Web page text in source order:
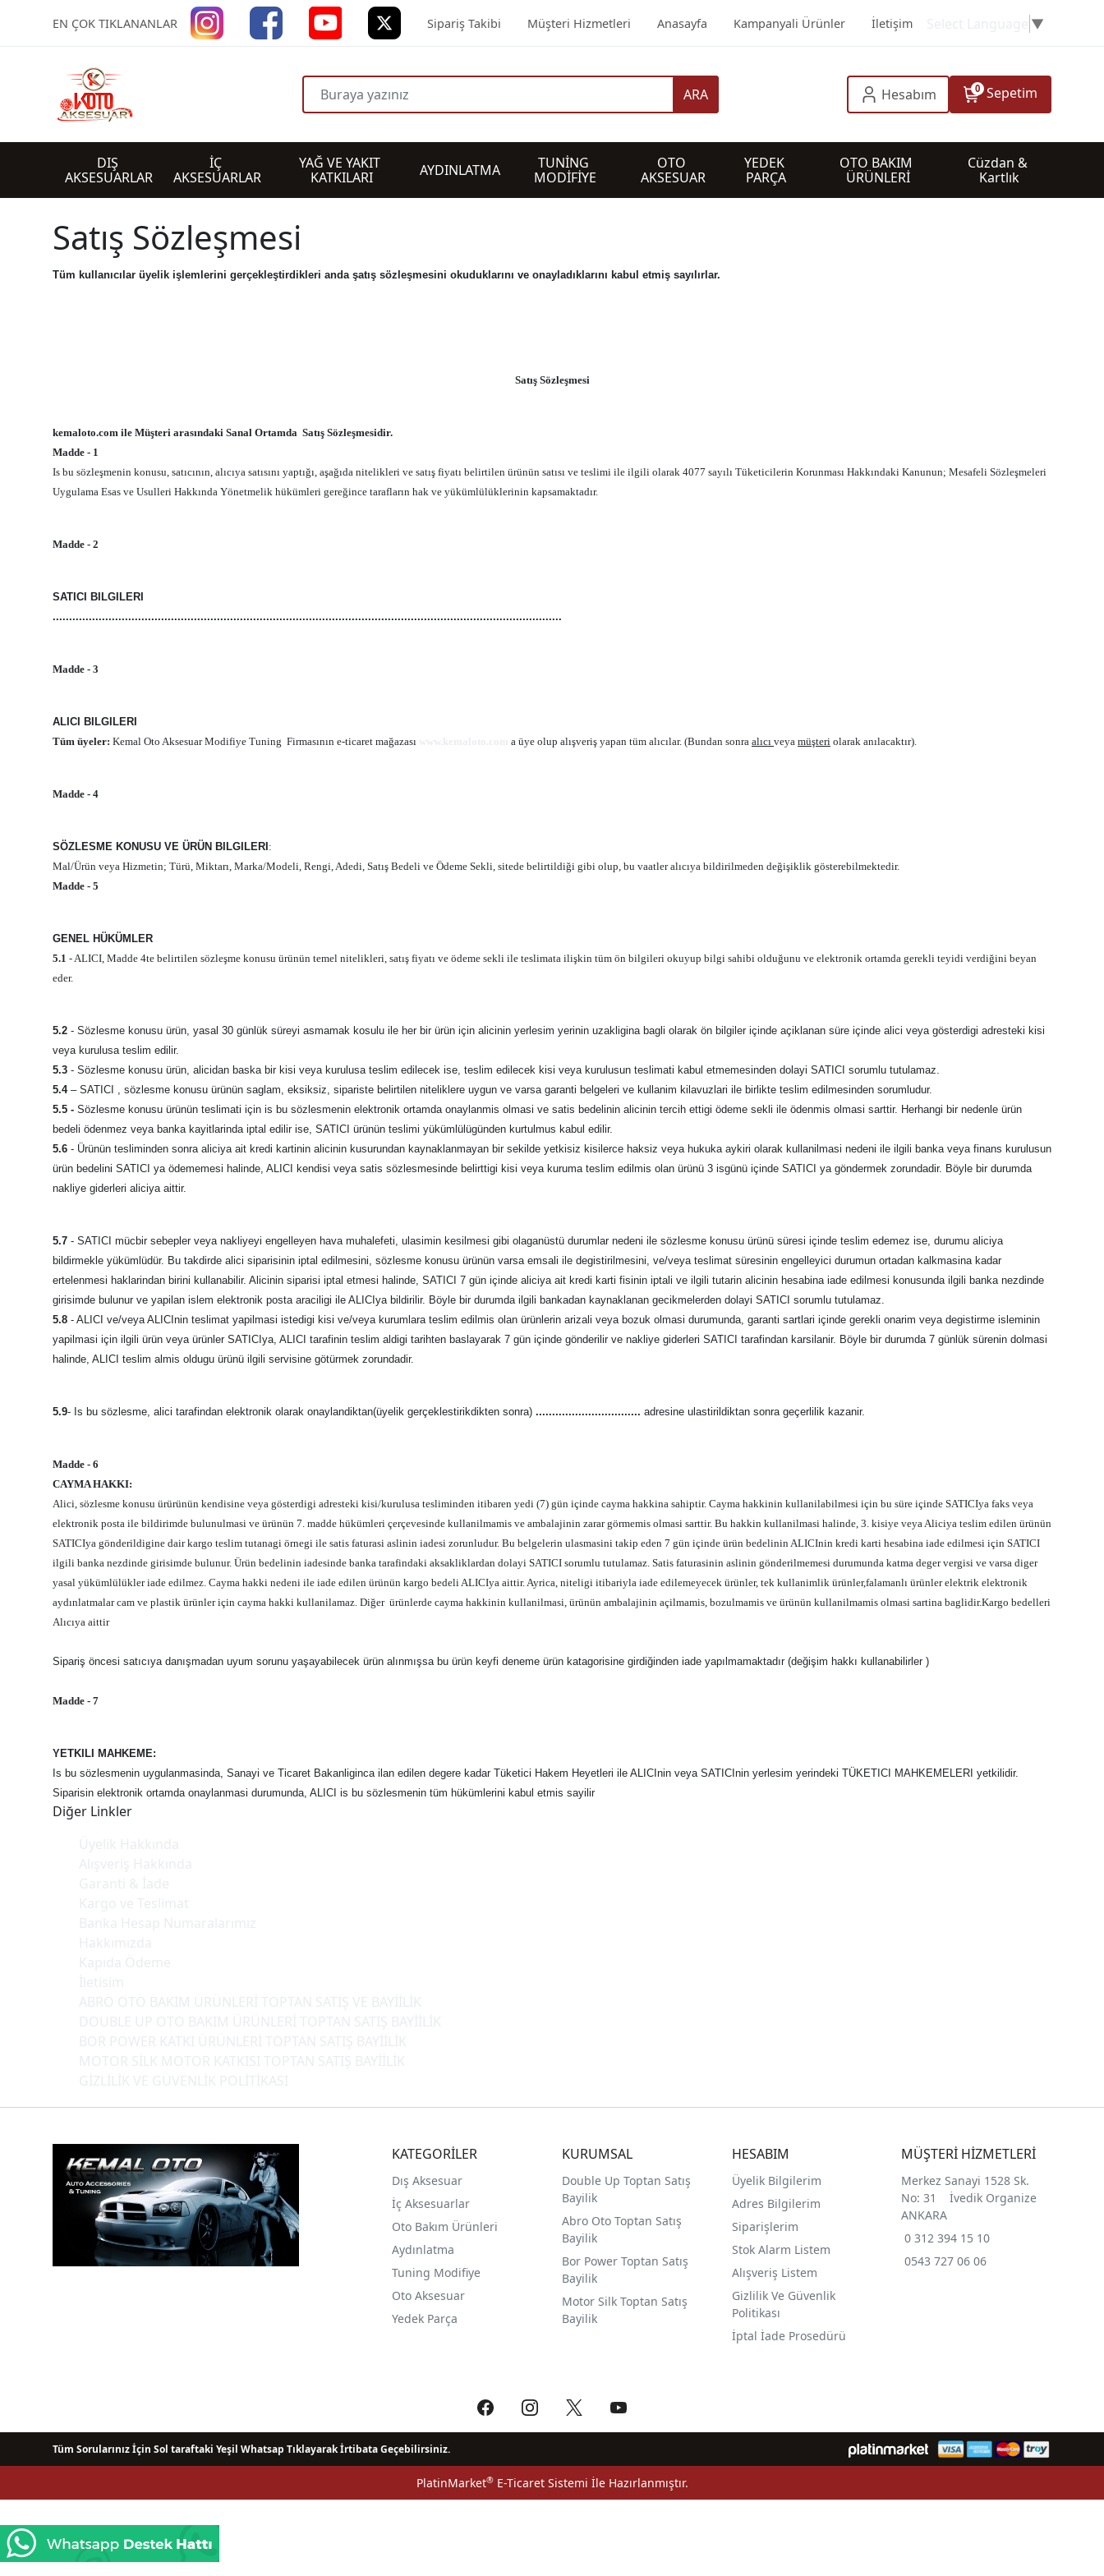
EN ÇOK TIKLANANLAR Sipariş Takibi Müşteri Hizmetleri Anasayfa Kampanyali Ürünler İletişim ▼
ARA Hesabım 0 Sepetim
DIŞ
AKSESUARLAR
İÇ
AKSESUARLAR
YAĞ VE YAKIT
KATKILARI
AYDINLATMA
TUNİNG
MODİFİYE
OTO
AKSESUAR
YEDEK
PARÇA
OTO BAKIM
ÜRÜNLERİ
Cüzdan &
Kartlık
Satış Sözleşmesi
Tüm kullanıcılar üyelik işlemlerini gerçekleştirdikleri anda şatış sözleşmesini okuduklarını ve onayladıklarını kabul etmiş sayılırlar.
Satış Sözleşmesi
kemaloto.com ile Müşteri arasındaki Sanal Ortamda Satış Sözleşmesidir.
Madde - 1
Is bu sözleşmenin konusu, satıcının, alıcıya satısını yaptığı, aşağıda nitelikleri ve satış fiyatı belirtilen ürünün satısı ve teslimi ile ilgili olarak 4077 sayılı Tüketicilerin Korunması Hakkındaki Kanunun; Mesafeli Sözleşmeleri
Uygulama Esas ve Usulleri Hakkında Yönetmelik hükümleri gereğince tarafların hak ve yükümlülüklerinin kapsamaktadır.
Madde - 2
SATICI BILGILERI
...........................................................................................................................................................
Madde - 3
ALICI BILGILERI
Tüm üyeler: Kemal Oto Aksesuar Modifiye Tuning Firmasının e-ticaret mağazası a üye olup alışveriş yapan tüm alıcılar. (Bundan sonra alıcı veya müşteri olarak anılacaktır).
Madde - 4
SÖZLESME KONUSU VE ÜRÜN BILGILERI :
Mal/Ürün veya Hizmetin; Türü, Miktarı, Marka/Modeli, Rengi, Adedi, Satış Bedeli ve Ödeme Sekli, sitede belirtildiği gibi olup, bu vaatler alıcıya bildirilmeden değişiklik gösterebilmektedir.
Madde - 5
GENEL HÜKÜMLER
5.1 - ALICI, Madde 4te belirtilen sözleşme konusu ürünün temel nitelikleri, satış fiyatı ve ödeme sekli ile teslimata ilişkin tüm ön bilgileri okuyup bilgi sahibi olduğunu ve elektronik ortamda gerekli teyidi verdiğini beyan
eder.
5.2 - Sözlesme konusu ürün, yasal 30 günlük süreyi asmamak kosulu ile her bir ürün için alicinin yerlesim yerinin uzakligina bagli olarak ön bilgiler içinde açiklanan süre içinde alici veya gösterdigi adresteki kisi
veya kurulusa teslim edilir.
5.3 - Sözlesme konusu ürün, alicidan baska bir kisi veya kurulusa teslim edilecek ise, teslim edilecek kisi veya kurulusun teslimati kabul etmemesinden dolayi SATICI sorumlu tutulamaz.
5.4– SATICI , sözlesme konusu ürünün saglam, eksiksiz, sipariste belirtilen niteliklere uygun ve varsa garanti belgeleri ve kullanim kilavuzlari ile birlikte teslim edilmesinden sorumludur.
5.5 - Sözlesme konusu ürünün teslimati için is bu sözlesmenin elektronik ortamda onaylanmis olmasi ve satis bedelinin alicinin tercih ettigi ödeme sekli ile ödenmis olmasi sarttir. Herhangi bir nedenle ürün
bedeli ödenmez veya banka kayitlarinda iptal edilir ise, SATICI ürünün teslimi yükümlülügünden kurtulmus kabul edilir.
5.6 - Ürünün tesliminden sonra aliciya ait kredi kartinin alicinin kusurundan kaynaklanmayan bir sekilde yetkisiz kisilerce haksiz veya hukuka aykiri olarak kullanilmasi nedeni ile ilgili banka veya finans kurulusun
ürün bedelini SATICI ya ödememesi halinde, ALICI kendisi veya satis sözlesmesinde belirttigi kisi veya kuruma teslim edilmis olan ürünü 3 isgünü içinde SATICI ya göndermek zorundadir. Böyle bir durumda
nakliye giderleri aliciya aittir.
5.7 - SATICI mücbir sebepler veya nakliyeyi engelleyen hava muhalefeti, ulasimin kesilmesi gibi olaganüstü durumlar nedeni ile sözlesme konusu ürünü süresi içinde teslim edemez ise, durumu aliciya
bildirmekle yükümlüdür. Bu takdirde alici siparisinin iptal edilmesini, sözlesme konusu ürünün varsa emsali ile degistirilmesini, ve/veya teslimat süresinin engelleyici durumun ortadan kalkmasina kadar
ertelenmesi haklarindan birini kullanabilir. Alicinin siparisi iptal etmesi halinde, SATICI 7 gün içinde aliciya ait kredi karti fisinin iptali ve ilgili tutarin alicinin hesabina iade edilmesi konusunda ilgili banka nezdinde
girisimde bulunur ve yapilan islem elektronik posta araciligi ile ALICIya bildirilir. Böyle bir durumda ilgili bankadan kaynaklanan gecikmelerden dolayi SATICI sorumlu tutulamaz.
5.8 - ALICI ve/veya ALICInin teslimat yapilmasi istedigi kisi ve/veya kurumlara teslim edilmis olan ürünlerin arizali veya bozuk olmasi durumunda, garanti sartlari içinde gerekli onarim veya degistirme isleminin
yapilmasi için ilgili ürün veya ürünler SATICIya, ALICI tarafinin teslim aldigi tarihten baslayarak 7 gün içinde gönderilir ve nakliye giderleri SATICI tarafindan karsilanir. Böyle bir durumda 7 günlük sürenin dolmasi
halinde, ALICI teslim almis oldugu ürünü ilgili servisine götürmek zorundadir.
5.9- Is bu sözlesme, alici tarafindan elektronik olarak onaylandiktan(üyelik gerçeklestirikdikten sonra) ................................ adresine ulastirildiktan sonra geçerlilik kazanir.
Madde - 6
CAYMA HAKKI:
Alici, sözlesme konusu ürürünün kendisine veya gösterdigi adresteki kisi/kurulusa tesliminden itibaren yedi (7) gün içinde cayma hakkina sahiptir. Cayma hakkinin kullanilabilmesi için bu süre içinde SATICIya faks veya
elektronik posta ile bildirimde bulunulmasi ve ürünün 7. madde hükümleri çerçevesinde kullanilmamis ve ambalajinin zarar görmemis olmasi sarttir. Bu hakkin kullanilmasi halinde, 3. kisiye veya Aliciya teslim edilen ürünün
SATICIya gönderildigine dair kargo teslim tutanagi örnegi ile satis faturasi aslinin iadesi zorunludur. Bu belgelerin ulasmasini takip eden 7 gün içinde ürün bedelinin ALICInin kredi karti hesabina iade edilmesi için SATICI
ilgili banka nezdinde girisimde bulunur. Ürün bedelinin iadesinde banka tarafindaki aksakliklardan dolayi SATICI sorumlu tutulamaz. Satis faturasinin aslinin gönderilmemesi durumunda katma deger vergisi ve varsa diger
yasal yükümlülükler iade edilmez. Cayma hakki nedeni ile iade edilen ürünün kargo bedeli ALICIya aittir. Ayrica, niteligi itibariyla iade edilemeyecek ürünler, tek kullanimlik ürünler,falamanlı ürünler elektrik elektronik
aydınlatmalar cam ve plastik ürünler için cayma hakki kullanilamaz. Diğer ürünlerde cayma hakkinin kullanilmasi, ürünün ambalajinin açilmamis, bozulmamis ve ürünün kullanilmamis olmasi sartina baglidir.Kargo bedelleri
Alıcıya aittir
Sipariş öncesi satıcıya danışmadan uyum sorunu yaşayabilecek ürün alınmışsa bu ürün keyfi deneme ürün katagorisine girdiğinden iade yapılmamaktadır (değişim hakkı kullanabilirler )
Madde - 7
YETKILI MAHKEME:
Is bu sözlesmenin uygulanmasinda, Sanayi ve Ticaret Bakanliginca ilan edilen degere kadar Tüketici Hakem Heyetleri ile ALICInin veya SATICInin yerlesim yerindeki TÜKETICI MAHKEMELERI yetkilidir.
Siparisin elektronik ortamda onaylanmasi durumunda, ALICI is bu sözlesmenin tüm hükümlerini kabul etmis sayilir
Diğer Linkler
KATEGORİLER
Dış Aksesuar
İç Aksesuarlar
Oto Bakım Ürünleri
Aydınlatma
Tuning Modifiye
Oto Aksesuar
Yedek Parça
KURUMSAL
Double Up Toptan Satış
Bayilik
Abro Oto Toptan Satış
Bayilik
Bor Power Toptan Satış
Bayilik
Motor Silk Toptan Satış
Bayilik
HESABIM
Üyelik Bilgilerim
Adres Bilgilerim
Siparişlerim
Stok Alarm Listem
Alışveriş Listem
Gizlilik Ve Güvenlik
Politikası
İptal İade Prosedürü
MÜŞTERİ HİZMETLERİ
Merkez Sanayi 1528 Sk.
No: 31 İvedik Organize
ANKARA
0 312 394 15 10
0543 727 06 06
Tüm Sorularınız İçin Sol taraftaki Yeşil Whatsap Tıklayarak İrtibata Geçebilirsiniz.
PlatinMarket®E-Ticaret Sistemi İle Hazırlanmıştır.